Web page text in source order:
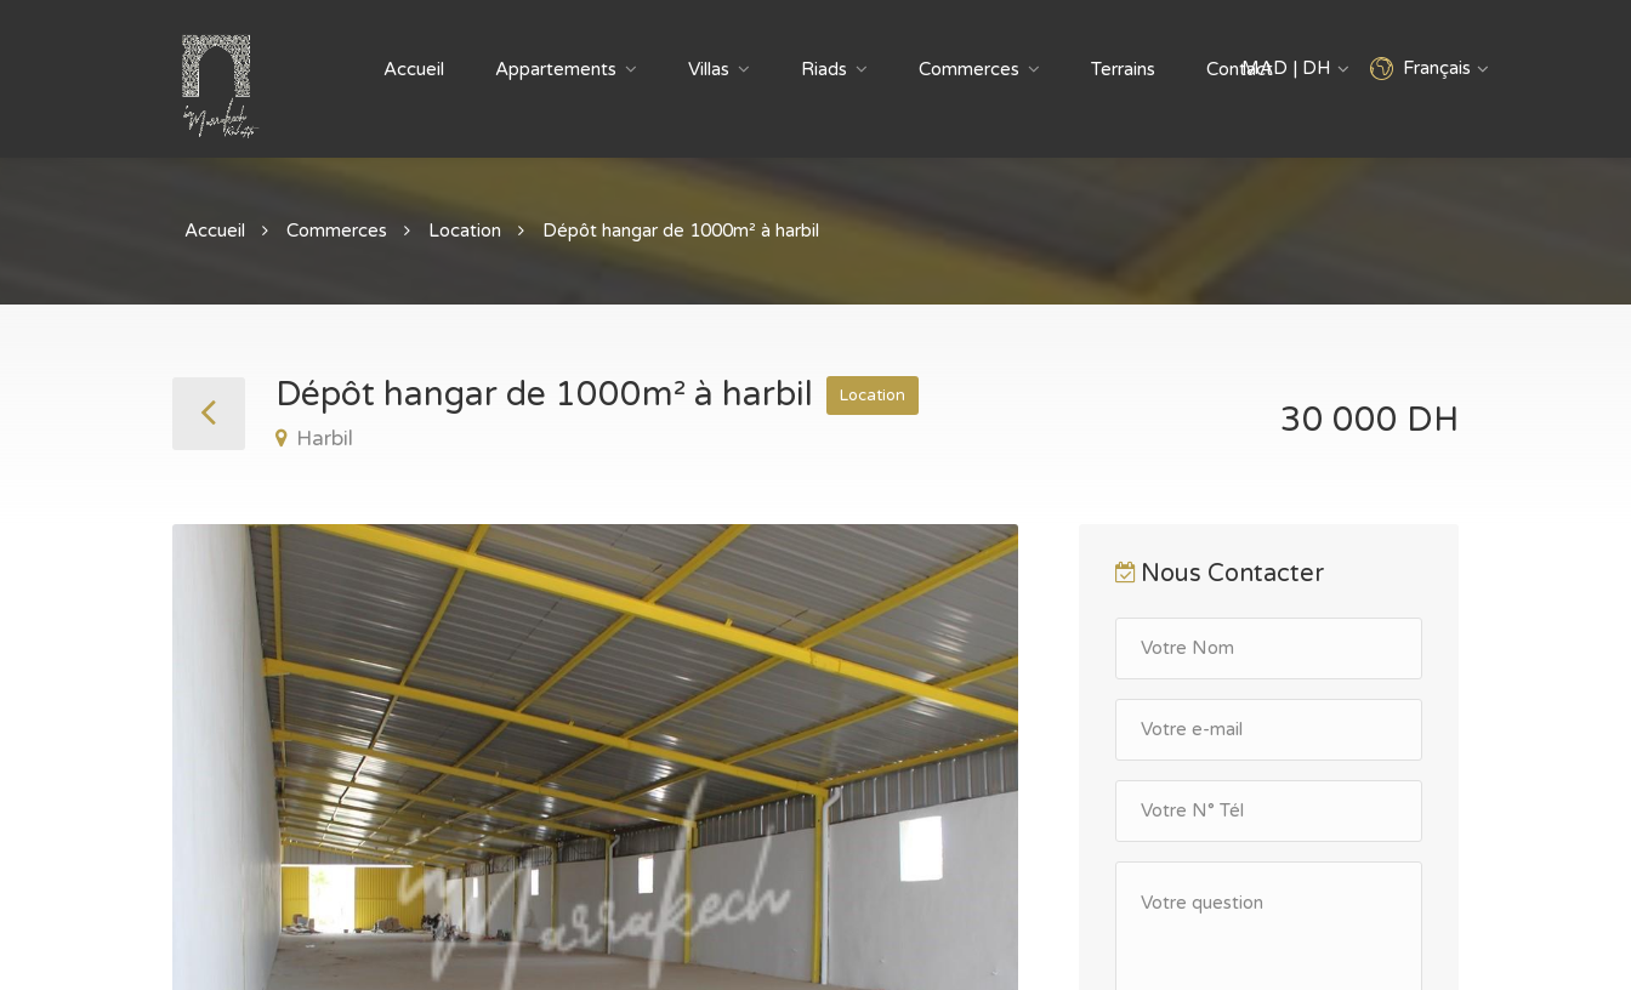
Accueil Appartements Villas Riads Commerces Terrains ContactMAD | DH Français
Accueil Commerces Location Dépôt hangar de 1000m² à harbil
Dépôt hangar de 1000m² à harbil Location
Harbil 30 000 DH
Nous Contacter